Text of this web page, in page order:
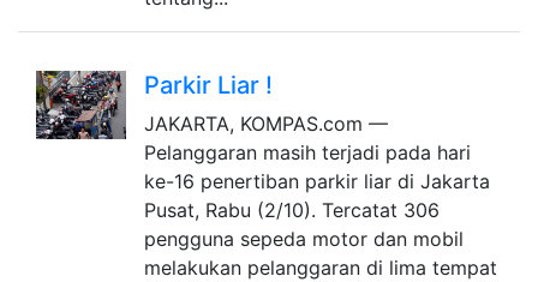
Parkir Liar !
JAKARTA, KOMPAS.com —
Pelanggaran masih terjadi pada hari
ke-16 penertiban parkir liar di Jakarta
Pusat, Rabu (2/10). Tercatat 306
pengguna sepeda motor dan mobil
melakukan pelanggaran di lima tempat